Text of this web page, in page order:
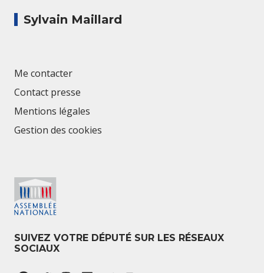
Sylvain Maillard
Me contacter
Contact presse
Mentions légales
Gestion des cookies
SUIVEZ VOTRE DÉPUTÉ SUR LES RÉSEAUX
SOCIAUX